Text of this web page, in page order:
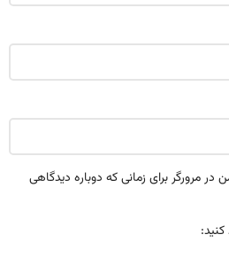
مرورگر برای زمانی که دوباره دیدگاهی